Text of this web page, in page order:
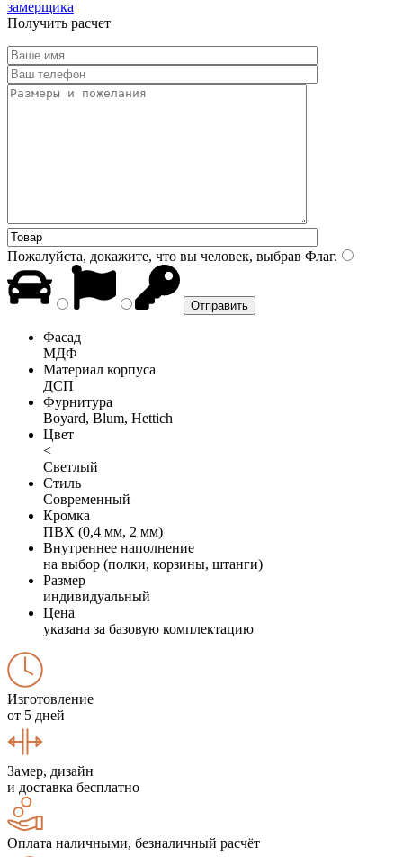
замерщика
Получить расчет
Пожалуйста, докажите, что вы человек, выбрав Флаг.
Фасад
МДФ
Материал корпуса
ДСП
Фурнитура
Boyard, Blum, Hettich
Цвет
<
Светлый
Стиль
Современный
Кромка
ПВХ (0,4 мм, 2 мм)
Внутреннее наполнение
на выбор (полки, корзины, штанги)
Размер
индивидуальный
Цена
указана за базовую комплектацию
Изготовление
от 5 дней
Замер, дизайн
и доставка бесплатно
Оплата наличными, безналичный расчёт